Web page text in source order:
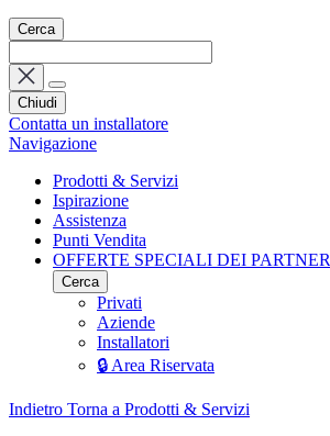
Cerca
Chiudi
Contatta un installatore
Navigazione
Prodotti & Servizi
Ispirazione
Assistenza
Punti Vendita
OFFERTE SPECIALI DEI PARTNER
Cerca
Privati
Aziende
Installatori
🔒 Area Riservata
Indietro Torna a Prodotti & Servizi